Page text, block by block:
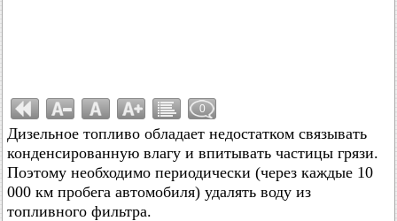
0
Дизельное топливо обладает недостатком связывать
конденсированную влагу и впитывать частицы грязи.
Поэтому необходимо периодически (через каждые 10
000 км пробега автомобиля) удалять воду из
топливного фильтра.